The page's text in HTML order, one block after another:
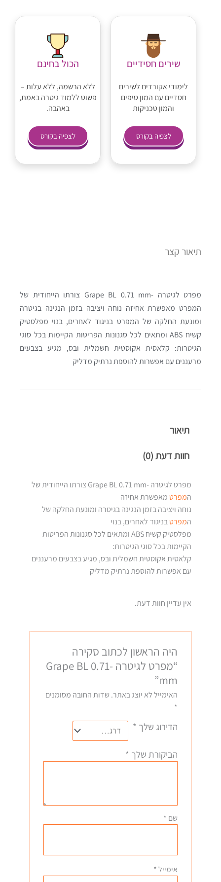
שירים חסידיים
לימודי אקורדים לשירים
חסדיים עם המון טיפים
והמון טכניקות
לצפיה בקורס
הכול בחינם
ללא הרשמה, ללא עלות –
פשוט ללמוד גיטרה באמת,
באהבה.
לצפיה בקורס
תיאור קצר
מפרט לגיטרה -Grape BL 0.71 mm צורתו הייחודית של
המפרט מאפשרת אחיזה נוחה ויציבה בזמן הנגינה בגיטרה
ומונעת החלקה של המפרט בניגוד לאחרים, בנוי מפלסטיק
קשיח ABS ומתאים לכל סגנונות הפריטות הקיימות בכל סוגי
הגיטרות: קלאסית אקוסטית חשמלית ובס, מגיע בצבעים
מרעננים עם אפשרות להוספת נרתיק מדליק
תיאור
חוות דעת (0)
מפרט לגיטרה -Grape BL 0.71 mm צורתו הייחודית של
המפרטמאפשרת אחיזה
נוחה ויציבה בזמן הנגינה בגיטרה ומונעת החלקה של
המפרטבניגוד לאחרים, בנוי
מפלסטיק קשיח ABS ומתאים לכל סגנונות הפריטות
הקיימות בכל סוגי הגיטרות:
קלאסית אקוסטית חשמלית ובס, מגיע בצבעים מרעננים
עם אפשרות להוספת נרתיק מדליק
אין עדיין חוות דעת.
היה הראשון לכתוב סקירה
“מפרט לגיטרה -Grape BL 0.71
mm”
האימייל לא יוצג באתר.שדות החובה מסומנים
*
הדירוג שלך *
הביקורת שלך *
שם *
אימייל*